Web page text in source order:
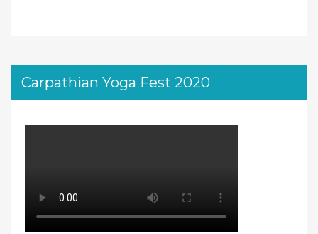
Carpathian Yoga Fest 2020